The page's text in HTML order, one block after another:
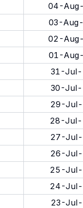
04-
03-
02-
01-
31-Jul-
30-Jul-
29-Jul-
28-Jul-
27-Jul-
26-Jul-
25-Jul-
24-Jul-
23-Jul-